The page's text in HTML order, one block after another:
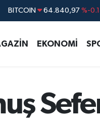
DOLAR 47,7436
STERLİN 64,4811
BITCOIN 64.840,97 %-
EKONOMİ